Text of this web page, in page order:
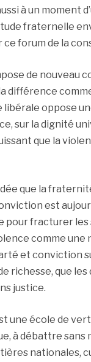
à un moment
fraternelle
forum de la
de
différence
libérale oppose
sur la dignité
que la
que la
est
pour fracturer
comme
et conviction
richesse, que
justice.
une école de
à débattre
nationales,